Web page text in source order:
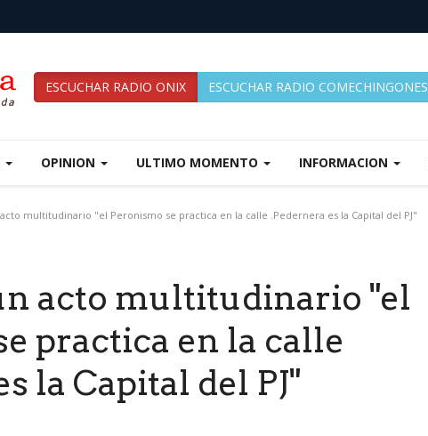
ESCUCHAR RADIO ONIX ESCUCHAR RADIO COMECHINGONES
OPINION ULTIMO MOMENTO INFORMACION
multitudinario "el Peronismo se practica en la calle .Pedernera es la Capital del PJ"
acto multitudinario "el
practica en la calle
la Capital del PJ"